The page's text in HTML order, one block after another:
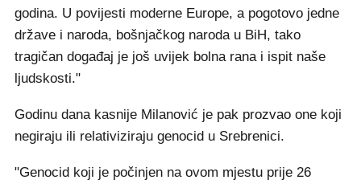
godina. U povijesti moderne Europe, a pogotovo jedne
države i naroda, bošnjačkog naroda u BiH, tako
tragičan događaj je još uvijek bolna rana i ispit naše
ljudskosti."
Godinu dana kasnije Milanović je pak prozvao one koji
negiraju ili relativiziraju genocid u Srebrenici.
"Genocid koji je počinjen na ovom mjestu prije 26